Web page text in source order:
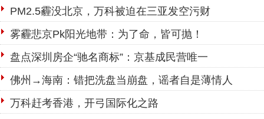
PM2.5霾没北京，万科被迫在三亚发空污财
雾霾悲京Pk阳光地带：为了命，皆可抛！
盘点深圳房企“驰名商标”：京基成民营唯一
佛州→海南：错把洗盘当崩盘，谣者自是薄情人
万科赶考香港，开弓国际化之路